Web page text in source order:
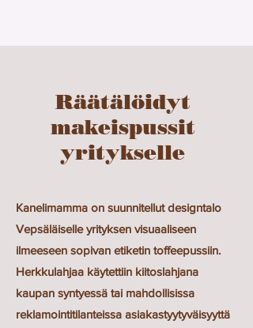
Räätälöidyt
makeispussit
yritykselle
Kanelimamma on suunnitellut designtalo
Vepsäläiselle yrityksen visuaaliseen
ilmeeseen sopivan etiketin toffeepussiin.
Herkkulahjaa käytettiin kiitoslahjana
kaupan syntyessä tai mahdollisissa
reklamointitilanteissa asiakastyytyväisyyttä